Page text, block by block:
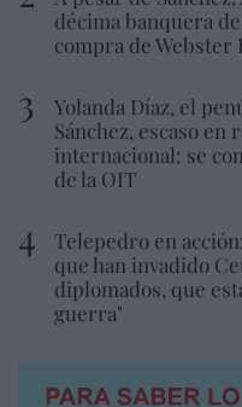
décima banquera
compra de Webster
Yolanda Díaz, el
Sánchez, escaso
internacional: se
de la OIT
Telepedro en
que han invadido
diplomados, que
guerra"